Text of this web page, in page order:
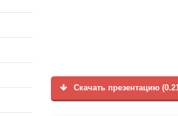
Скачать презентацию